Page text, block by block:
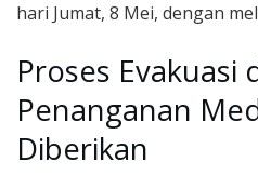
hari Jumat, 8 Mei, dengan
Proses Evakuasi
Penanganan
Diberikan